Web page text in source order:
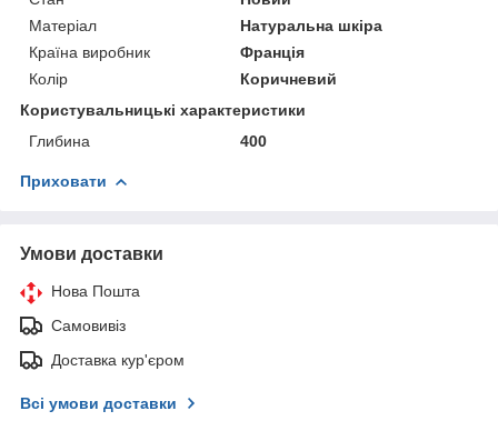
Матеріал
Натуральна шкіра
Країна виробник
Франція
Колір
Коричневий
Користувальницькі характеристики
Глибина
400
Приховати
Умови доставки
Нова Пошта
Самовивіз
Доставка кур'єром
Всі умови доставки